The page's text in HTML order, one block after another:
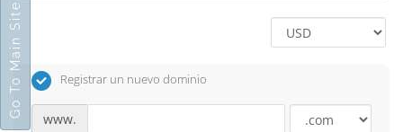
Registrar un nuevo dominio
www.
Go To Main Site